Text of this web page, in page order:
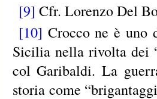
[9] Cfr. Lorenzo Del
[10] Crocco ne è uno
Sicilia nella rivolta dei
col Garibaldi. La
storia come